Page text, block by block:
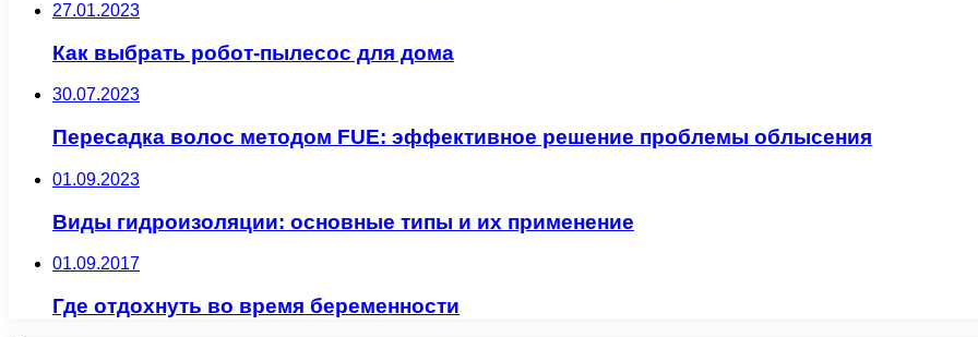
27.01.2023
Как выбрать робот-пылесос для дома
30.07.2023
Пересадка волос методом FUE: эффективное решение проблемы облысения
01.09.2023
Виды гидроизоляции: основные типы и их применение
01.09.2017
Где отдохнуть во время беременности